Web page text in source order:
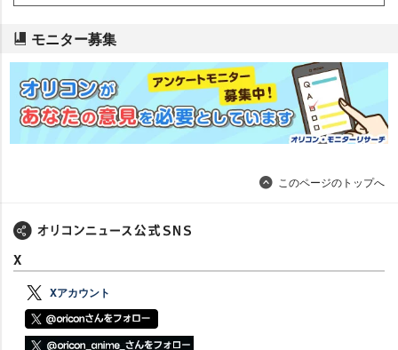
モニター募集
このページのトップへ
X
Xアカウント